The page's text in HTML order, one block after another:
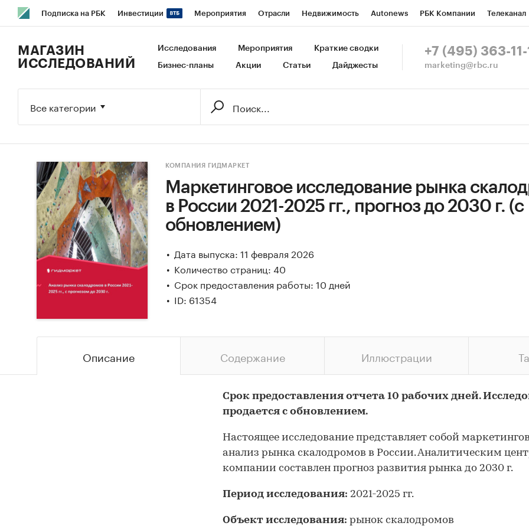
Подписка на РБК Инвестиции Мероприятия Отрасли Недвижимость Autonews РБК Компании Телеканал
Исследования Кредитные рейтинги Франшизы Газета Спецпроекты СПб Конференции СПб Спецпроекты
МАГАЗИН
ИССЛЕДОВАНИЙ
Исследования Мероприятия Краткие сводки
Бизнес-планы Акции Статьи Дайджесты
+7 (495) 363-11-
marketing@rbc.ru
Все категории
КОМПАНИЯ ГИДМАРКЕТ
Маркетинговое исследование рынка
в России 2021-2025 гг., прогноз до 2030 г. (с
обновлением)
Дата выпуска: 11 февраля 2026
Количество страниц: 40
Срок предоставления работы: 10 дней
ID: 61354
Описание Содержание Иллюстрации
Срок предоставления отчета 10 рабочих дней.
продается с обновлением.
Настоящее исследование представляет собой
анализ рынка скалодромов в России. Аналитическим
компании составлен прогноз развития рынка до 2030 г.
Период исследования: 2021-2025 гг.
Объект исследования: рынок скалодромов